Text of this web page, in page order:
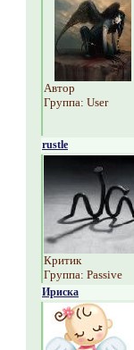
Автор
Группа: User
rustle
Критик
Группа: Passive
Ириска